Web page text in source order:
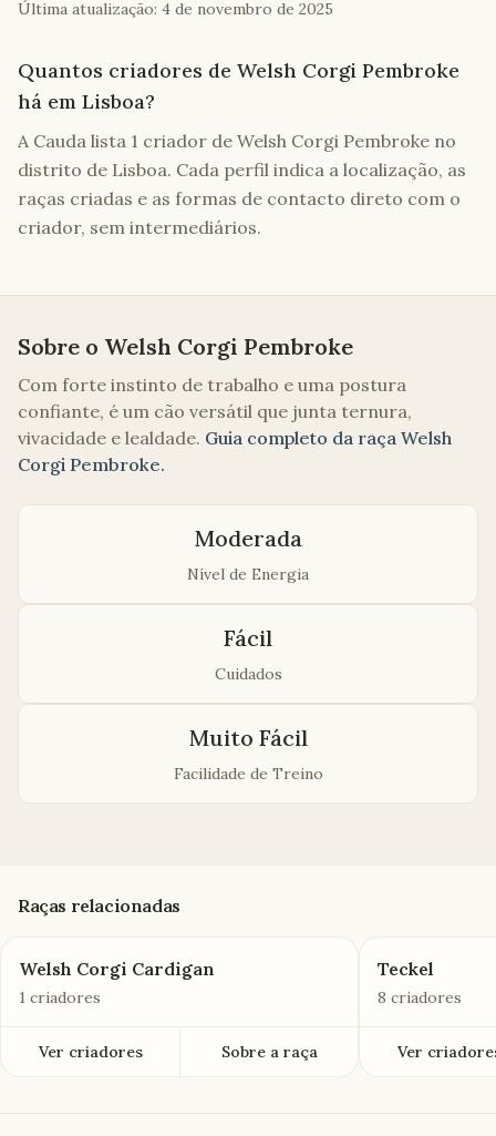
creche para cães, onde me dediquei a aprofundar os
criação canina, participando em inúmeros workshops e
seminários. Esta experiência permitiu-me estar em
contacto diário com cães, enriquecendo a minha
compreensão e reforçando o meu compromisso com o
bem-estar animal. Através da SweetPet, tive também a
oportunidade de acolher cães resgatados, ajudando-os a
encontrar famílias. Para quem não tem uma preferência
específica por uma raça, acredito que a melhor opção é
Última atualização: 4 de novembro de 2025
Quantos criadores de Welsh Corgi Pembroke
há em Lisboa?
A Cauda lista 1 criador de Welsh Corgi Pembroke no
distrito de Lisboa. Cada perfil indica a localização, as
raças criadas e as formas de contacto direto com o
criador, sem intermediários.
Sobre o Welsh Corgi Pembroke
Com forte instinto de trabalho e uma postura
confiante, é um cão versátil que junta ternura,
vivacidade e lealdade. Guia completo da raça Welsh
Corgi Pembroke.
Moderada
Nível de Energia
Fácil
Cuidados
Muito Fácil
Facilidade de Treino
Raças relacionadas
Welsh Corgi Cardigan
1 criadores
Ver criadores Sobre a raça
Teckel
8 criadores
Ver